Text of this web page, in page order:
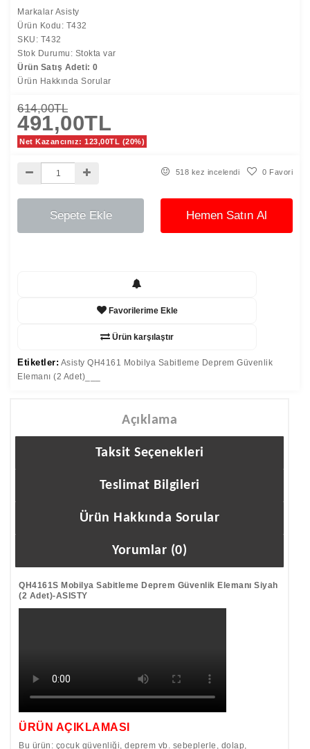
Markalar Asisty
Ürün Kodu: T432
SKU: T432
Stok Durumu: Stokta var
Ürün Satış Adeti: 0
Ürün Hakkında Sorular
614,00TL
491,00TL
Net Kazancınız: 123,00TL (20%)
518 kez incelendi 0 Favori
Sepete Ekle Hemen Satın Al
Favorilerime Ekle
Ürün karşılaştır
Etiketler: Asisty QH4161 Mobilya Sabitleme Deprem Güvenlik
Elemanı (2 Adet)___
Açıklama
Taksit Seçenekleri
Teslimat Bilgileri
Ürün Hakkında Sorular
Yorumlar (0)
QH4161S Mobilya Sabitleme Deprem Güvenlik Elemanı Siyah
(2 Adet)-ASISTY
ÜRÜN AÇIKLAMASI
Bu ürün: çocuk güvenliği, deprem vb. sebeplerle, dolap,